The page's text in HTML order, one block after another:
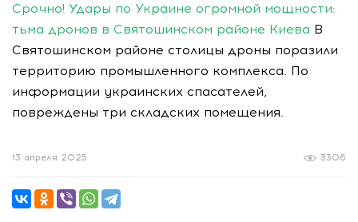
Срочно! Удары по Украине огромной мощности:
тьма дронов в Святошинском районе Киева В
Святошинском районе столицы дроны поразили
территорию промышленного комплекса. По
информации украинских спасателей,
повреждены три складских помещения.
3306
13 апреля 2025